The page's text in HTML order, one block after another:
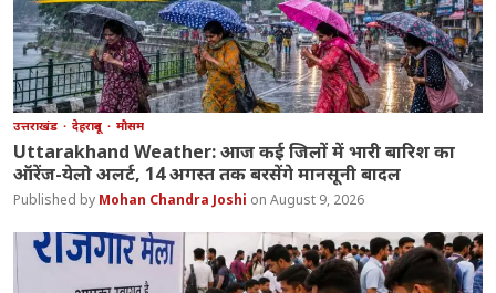
उत्तराखंड देहरादून मौसम
Uttarakhand Weather: आज कई जिलों में भारी बारिश का
ऑरेंज-येलो अलर्ट, 14 अगस्त तक बरसेंगे मानसूनी बादल
Mohan Chandra Joshi August 9, 2026